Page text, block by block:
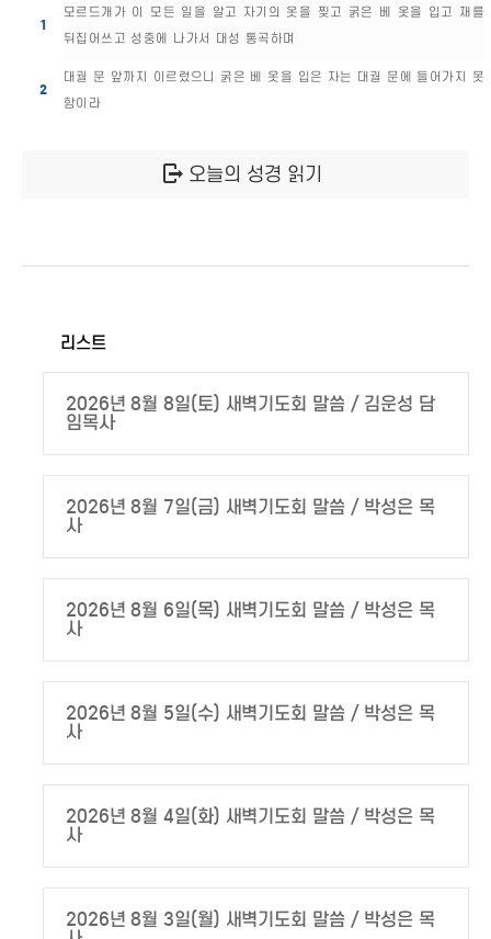
1
모르드개가 이 모든 일을 알고 자기의 옷을 찢고 굵은 베 옷을 입고 재를
뒤집어쓰고 성중에 나가서 대성 통곡하며
2
대궐 문 앞까지 이르렀으니 굵은 베 옷을 입은 자는 대궐 문에 들어가지 못
함이라
오늘의 성경 읽기
리스트
2026년 8월 8일(토) 새벽기도회 말씀 / 김운성 담
임목사
2026년 8월 7일(금) 새벽기도회 말씀 / 박성은 목
사
2026년 8월 6일(목) 새벽기도회 말씀 / 박성은 목
사
2026년 8월 5일(수) 새벽기도회 말씀 / 박성은 목
사
2026년 8월 4일(화) 새벽기도회 말씀 / 박성은 목
사
2026년 8월 3일(월) 새벽기도회 말씀 / 박성은 목